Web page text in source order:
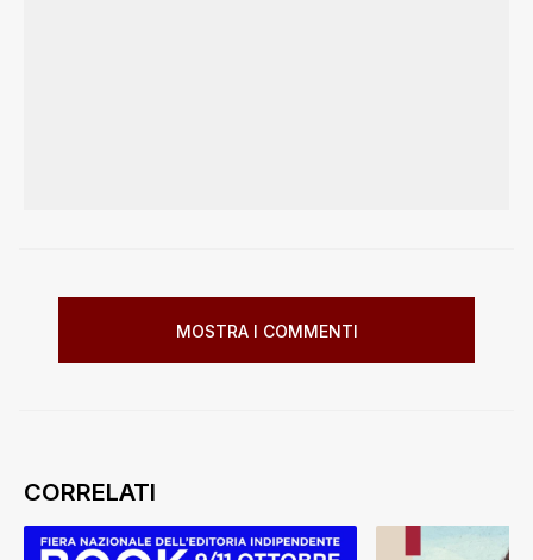
MOSTRA I COMMENTI